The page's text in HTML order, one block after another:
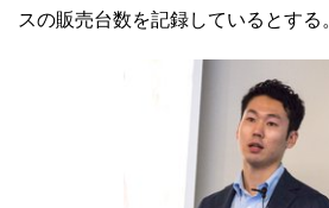
スの販売台数を記録しているとする。